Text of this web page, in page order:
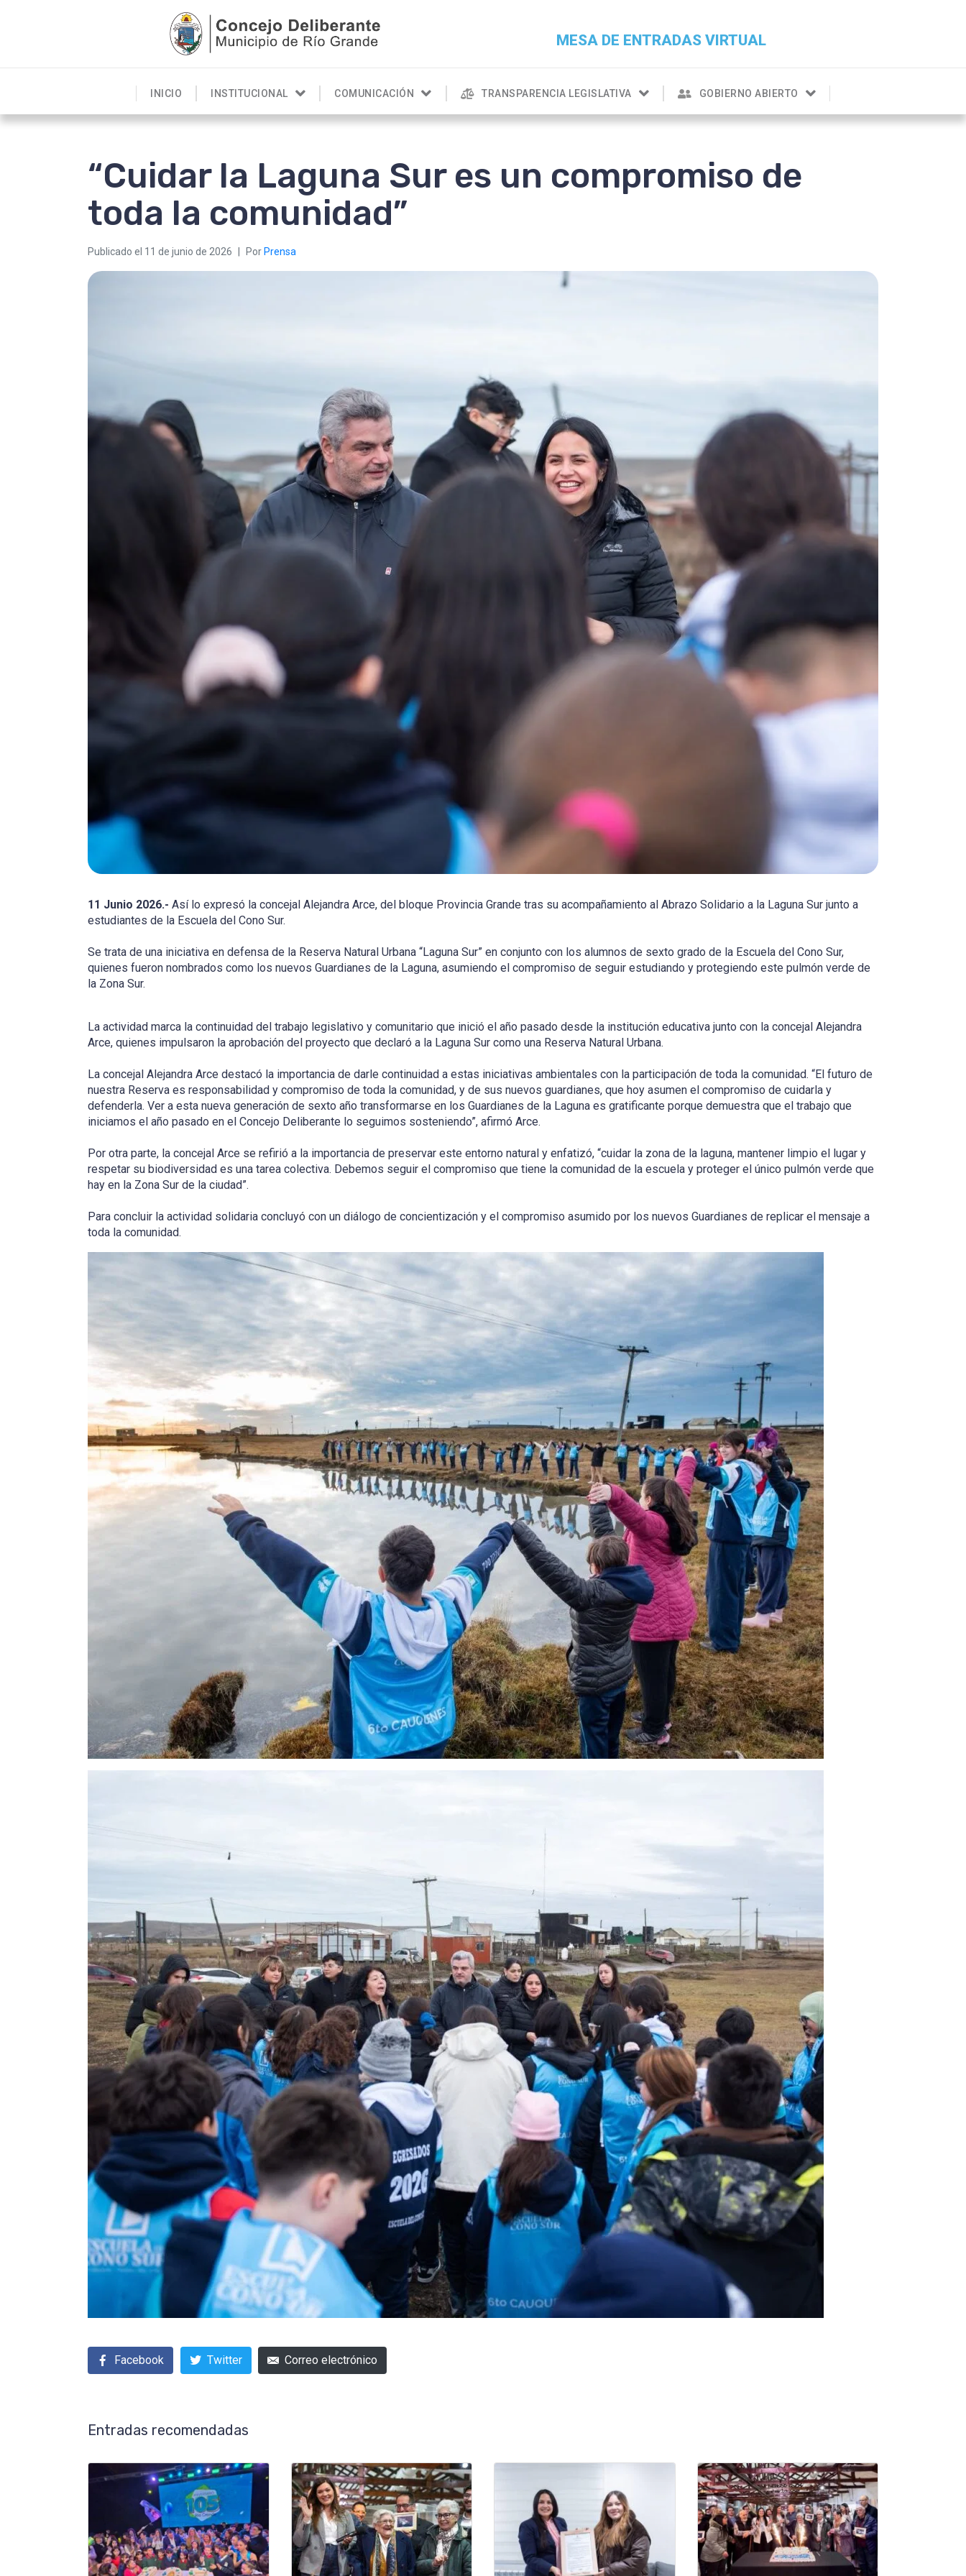
MESA DE ENTRADAS VIRTUAL
INICIO INSTITUCIONAL COMUNICACIÓN TRANSPARENCIA LEGISLATIVA GOBIERNO ABIERTO
“Cuidar la Laguna Sur es un compromiso de
toda la comunidad”
Publicado el 11 de junio de 2026 Por Prensa
11 Junio 2026.- Así lo expresó la concejal Alejandra Arce, del bloque Provincia Grande tras su acompañamiento al Abrazo Solidario a la Laguna Sur junto a
estudiantes de la Escuela del Cono Sur.
Se trata de una iniciativa en defensa de la Reserva Natural Urbana “Laguna Sur” en conjunto con los alumnos de sexto grado de la Escuela del Cono Sur,
quienes fueron nombrados como los nuevos Guardianes de la Laguna, asumiendo el compromiso de seguir estudiando y protegiendo este pulmón verde de
la Zona Sur.
La actividad marca la continuidad del trabajo legislativo y comunitario que inició el año pasado desde la institución educativa junto con la concejal Alejandra
Arce, quienes impulsaron la aprobación del proyecto que declaró a la Laguna Sur como una Reserva Natural Urbana.
La concejal Alejandra Arce destacó la importancia de darle continuidad a estas iniciativas ambientales con la participación de toda la comunidad. “El futuro de
nuestra Reserva es responsabilidad y compromiso de toda la comunidad, y de sus nuevos guardianes, que hoy asumen el compromiso de cuidarla y
defenderla. Ver a esta nueva generación de sexto año transformarse en los Guardianes de la Laguna es gratificante porque demuestra que el trabajo que
iniciamos el año pasado en el Concejo Deliberante lo seguimos sosteniendo”, afirmó Arce.
Por otra parte, la concejal Arce se refirió a la importancia de preservar este entorno natural y enfatizó, “cuidar la zona de la laguna, mantener limpio el lugar y
respetar su biodiversidad es una tarea colectiva. Debemos seguir el compromiso que tiene la comunidad de la escuela y proteger el único pulmón verde que
hay en la Zona Sur de la ciudad”.
Para concluir la actividad solidaria concluyó con un diálogo de concientización y el compromiso asumido por los nuevos Guardianes de replicar el mensaje a
toda la comunidad.
Facebook Twitter Correo electrónico
Entradas recomendadas